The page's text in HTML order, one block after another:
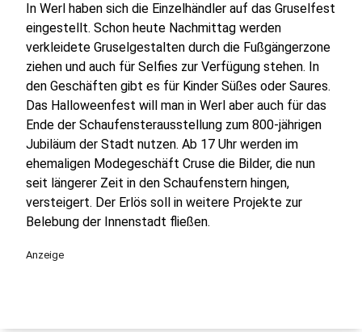
In Werl haben sich die Einzelhändler auf das Gruselfest
eingestellt. Schon heute Nachmittag werden
verkleidete Gruselgestalten durch die Fußgängerzone
ziehen und auch für Selfies zur Verfügung stehen. In
den Geschäften gibt es für Kinder Süßes oder Saures.
Das Halloweenfest will man in Werl aber auch für das
Ende der Schaufensterausstellung zum 800-jährigen
Jubiläum der Stadt nutzen. Ab 17 Uhr werden im
ehemaligen Modegeschäft Cruse die Bilder, die nun
seit längerer Zeit in den Schaufenstern hingen,
versteigert. Der Erlös soll in weitere Projekte zur
Belebung der Innenstadt fließen.
Anzeige